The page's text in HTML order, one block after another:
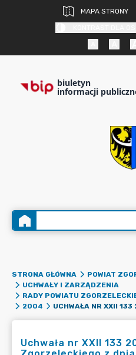
MAPA STRONY
biuletyn
informacji
STRONA GŁÓWNA
POWIAT
UCHWAŁY I ZARZĄDZENIA
RADY POWIATU
2004
Uchwała nr XXII 133